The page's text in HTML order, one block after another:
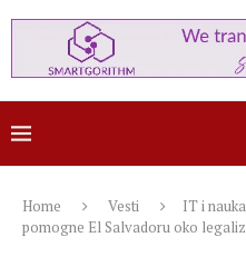
Home Vesti IT i nauka
pomogne El Salvadoru oko